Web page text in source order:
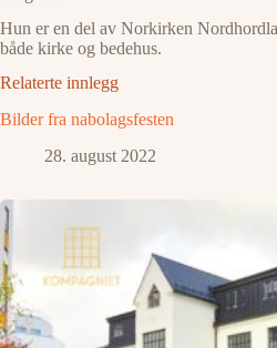
Hun er en del av Norkirken
både kirke og bedehus.
Relaterte innlegg
Bilder fra nabolagsfesten
28. august 2022